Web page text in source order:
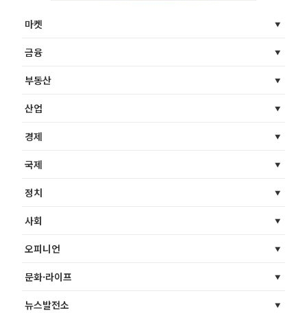
마켓
금융
부동산
산업
경제
국제
정치
사회
오피니언
문화·라이프
뉴스발전소